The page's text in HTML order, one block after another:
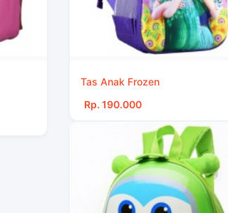
Tas Anak Frozen
Rp. 190.000